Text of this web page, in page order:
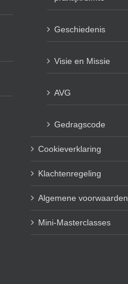
Geschiedenis
Visie en Missie
AVG
Gedragscode
Cookieverklaring
Klachtenregeling
Algemene voorwaarden
Mini-Masterclasses